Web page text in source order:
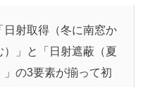
日射取得（冬に南窓か
）」と「日射遮蔽（夏
」の3要素が揃って初